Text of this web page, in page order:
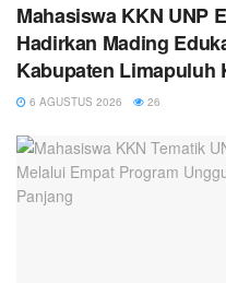
Mahasiswa KKN UNP
Hadirkan Mading
Kabupaten Limapuluh
6 AGUSTUS 2026 26